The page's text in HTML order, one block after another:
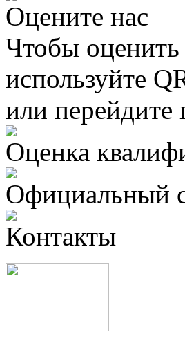
Оцените нас
Чтобы оценить
используйте
или перейдите
Оценка
Официальный
Контакты